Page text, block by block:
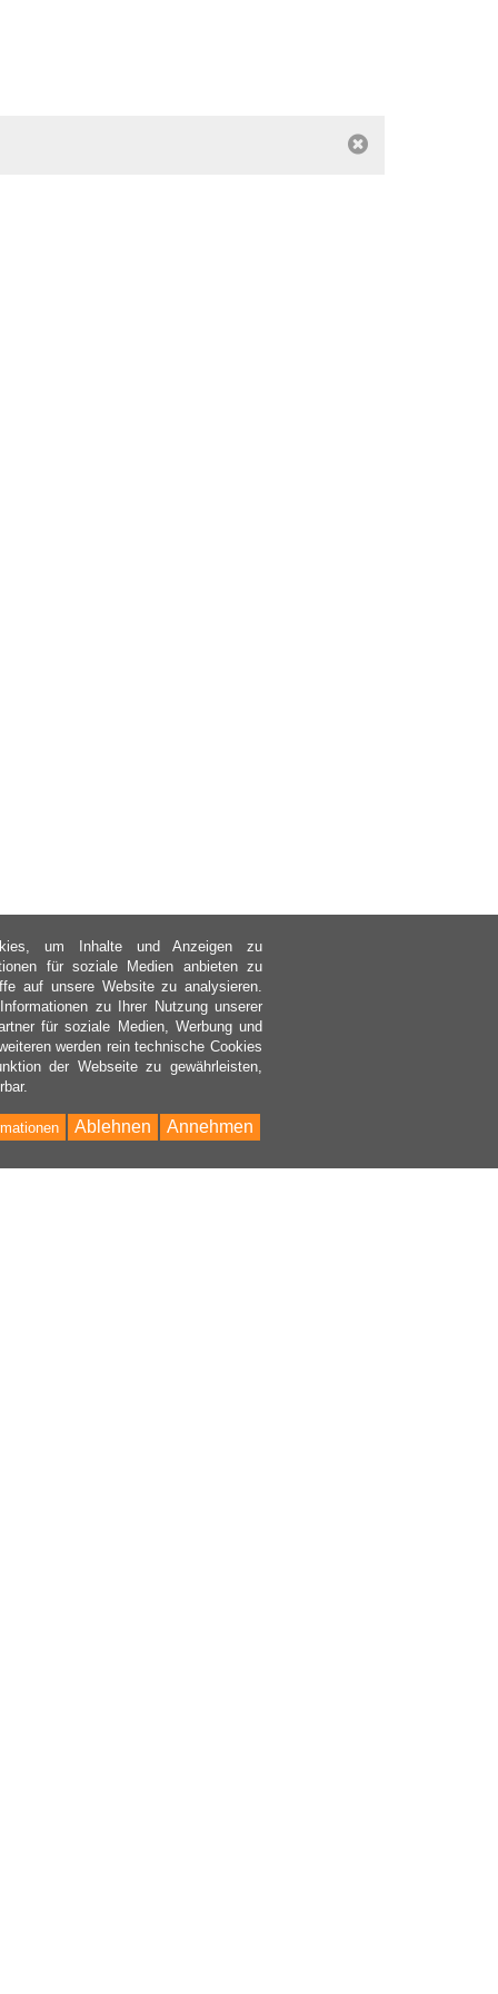
um Inhalte und Anzeigen zu
für soziale Medien anbieten zu
auf unsere Website zu analysieren.
zu Ihrer Nutzung unserer
für soziale Medien, Werbung und
werden rein technische Cookies
der Webseite zu gewährleisten,
Annehmen
Ablehnen